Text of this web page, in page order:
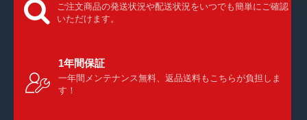
ご注文商品の発送状況や配送状況をいつでも簡単にご確認
いただけます。
1年間保証
一年間メンテナンス無料、返品送料もこちらが負担しま
す！